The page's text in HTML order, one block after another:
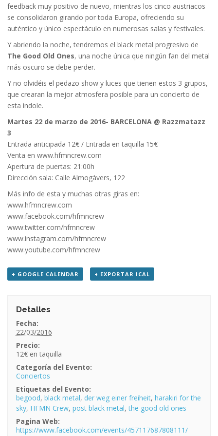
feedback muy positivo de nuevo, mientras los cinco austriacos
se consolidaron girando por toda Europa, ofreciendo su
auténtico y único espectáculo en numerosas salas y festivales.
Y abriendo la noche, tendremos el black metal progresivo de
The Good Old Ones, una noche única que ningún fan del metal
más oscuro se debe perder.
Y no olvidéis el pedazo show y luces que tienen estos 3 grupos,
que crearan la mejor atmosfera posible para un concierto de
esta indole.
Martes 22 de marzo de 2016- BARCELONA @ Razzmatazz
3
Entrada anticipada 12€ / Entrada en taquilla 15€
Venta en www.hfmncrew.com
Apertura de puertas: 21:00h
Dirección sala: Calle Almogàvers, 122
Más info de esta y muchas otras giras en:
www.hfmncrew.com
www.facebook.com/hfmncrew
www.twitter.com/hfmncrew
www.instagram.com/hfmncrew
www.youtube.com/hfmncrew
+ GOOGLE CALENDAR + EXPORTAR ICAL
Detalles
Fecha:
22/03/2016
Precio:
12€
Categoría del Evento:
Conciertos
Etiquetas del Evento:
begood, black metal, der weg einer freiheit, harakiri for the
sky, HFMN Crew, post black metal,the good old ones
Pagina Web:
https://www.facebook.com/events/457117687808111/